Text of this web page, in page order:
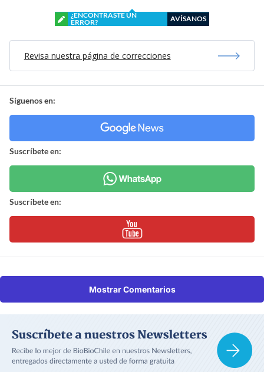
¿ENCONTRASTE UN
ERROR?
AVÍSANOS
Revisa nuestra página de correcciones
Síguenos en:
Suscríbete en:
Suscríbete en:
Mostrar Comentarios